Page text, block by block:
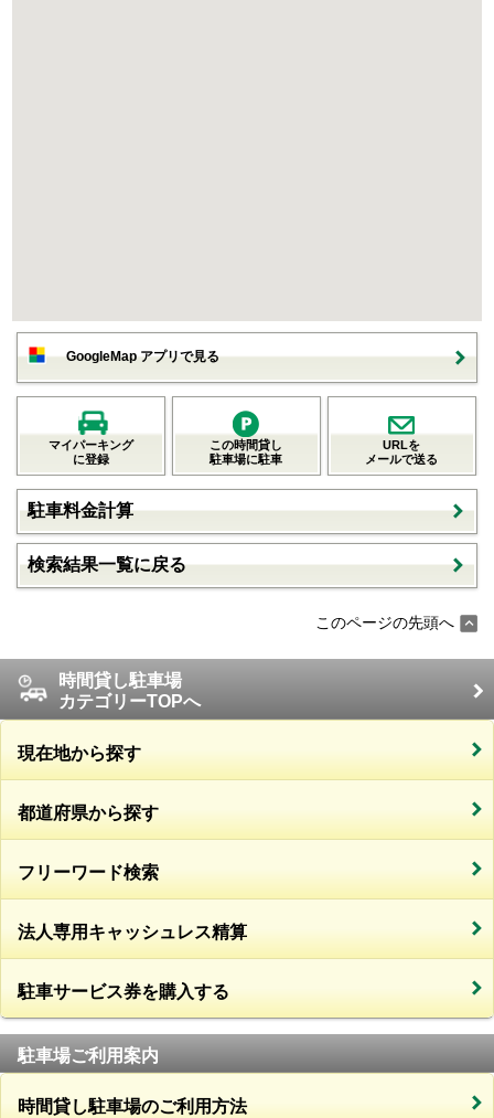
GoogleMap アプリで見る
マイパーキング
に登録
この時間貸し
駐車場に駐車
URLを
メールで送る
駐車料金計算
検索結果一覧に戻る
このページの先頭へ
時間貸し駐車場
カテゴリーTOPへ
現在地から探す
都道府県から探す
フリーワード検索
法人専用キャッシュレス精算
駐車サービス券を購入する
駐車場ご利用案内
時間貸し駐車場のご利用方法